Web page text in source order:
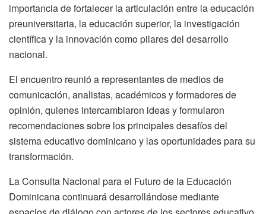
importancia de fortalecer la articulación entre la educación
preuniversitaria, la educación superior, la investigación
científica y la innovación como pilares del desarrollo
nacional.
El encuentro reunió a representantes de medios de
comunicación, analistas, académicos y formadores de
opinión, quienes intercambiaron ideas y formularon
recomendaciones sobre los principales desafíos del
sistema educativo dominicano y las oportunidades para su
transformación.
La Consulta Nacional para el Futuro de la Educación
Dominicana continuará desarrollándose mediante